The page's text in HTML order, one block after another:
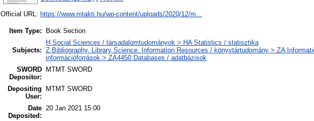
Official URL: https://www.mtakti.hu/wp-content/uploads/2020/12/m...
Item Type: Book Section
Subjects:
H Social Sciences / társadalomtudományok > HA Statistics / statisztika
Z Bibliography. Library Science. Information Resources / könyvtártudomány > ZA
információforrások > ZA4450 Databases / adatbázisok
SWORD
Depositor:
MTMT SWORD
Depositing
User:
MTMT SWORD
Date
Deposited:
20 Jan 2021 15:00